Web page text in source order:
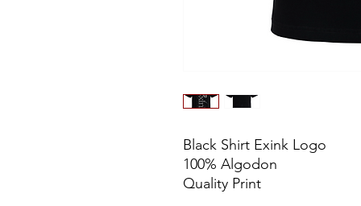
Black Shirt Exink Logo
100% Algodon
Quality Print